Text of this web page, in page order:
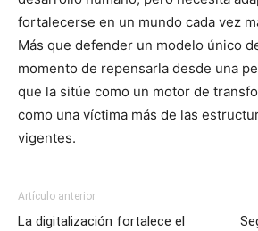
fortalecerse en un mundo cada vez
Más que defender un modelo único
momento de repensarla desde una
que la sitúe como un motor de
como una víctima más de las
vigentes.
Artículo anterior
La digitalización fortalece el